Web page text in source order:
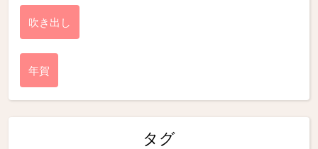
吹き出し
年賀
タグ